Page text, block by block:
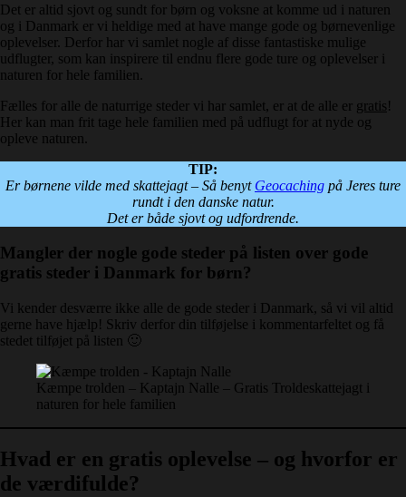
Det er altid sjovt og sundt for børn og voksne at komme ud i naturen
og i Danmark er vi heldige med at have mange gode og børnevenlige
oplevelser. Derfor har vi samlet nogle af disse fantastiske mulige
udflugter, som kan inspirere til endnu flere gode ture og oplevelser i
naturen for hele familien.
Fælles for alle de naturrige steder vi har samlet, er at de alle er gratis!
Her kan man frit tage hele familien med på udflugt for at nyde og
opleve naturen.
TIP:
Er børnene vilde med skattejagt – Så benyt Geocaching på Jeres ture
rundt i den danske natur.
Det er både sjovt og udfordrende.
Mangler der nogle gode steder på listen over gode
gratis steder i Danmark for børn?
Vi kender desværre ikke alle de gode steder i Danmark, så vi vil altid
gerne have hjælp! Skriv derfor din tilføjelse i kommentarfeltet og få
stedet tilføjet på listen 🙂
Kæmpe trolden – Kaptajn Nalle – Gratis Troldeskattejagt i
naturen for hele familien
Hvad er en gratis oplevelse – og hvorfor er
de værdifulde?